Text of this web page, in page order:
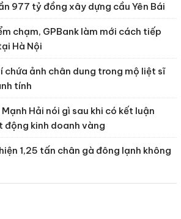
977 tỷ đồng xây dựng cầu Yên Bái
chạm, GPBank làm mới cách tiếp
Hà Nội
chứa ảnh chân dung trong mộ liệt sĩ
tính
Hải nói gì sau khi có kết luận
động kinh doanh vàng
1,25 tấn chân gà đông lạnh không